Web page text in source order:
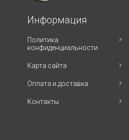
Информация
Политика
конфиденциальности
Карта сайта
Оплата и доставка
Контакты